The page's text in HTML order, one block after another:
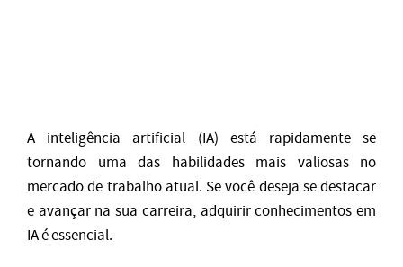
A inteligência artificial (IA) está rapidamente se
tornando uma das habilidades mais valiosas no
mercado de trabalho atual. Se você deseja se destacar
e avançar na sua carreira, adquirir conhecimentos em
IA é essencial.